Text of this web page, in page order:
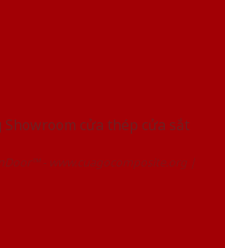
Showroom cửa thép cửa sắt
- www.cuagocomposite.org |